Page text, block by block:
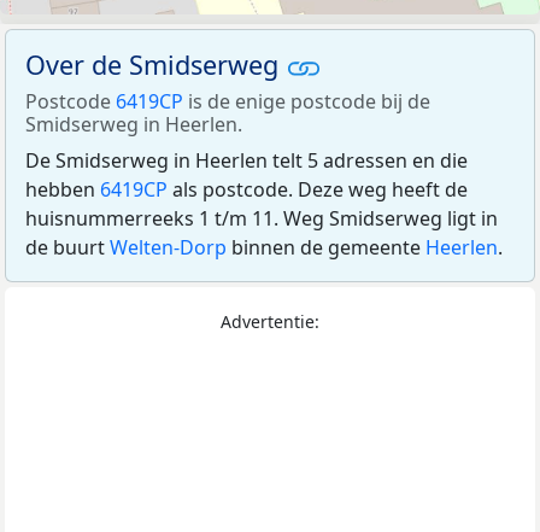
Over de Smidserweg
Postcode 6419CP is de enige postcode bij de
Smidserweg in Heerlen.
De Smidserweg in Heerlen telt 5 adressen en die
hebben 6419CP als postcode. Deze weg heeft de
huisnummerreeks 1 t/m 11. Weg Smidserweg ligt in
de buurtWelten-Dorp binnen de gemeente Heerlen.
Advertentie: